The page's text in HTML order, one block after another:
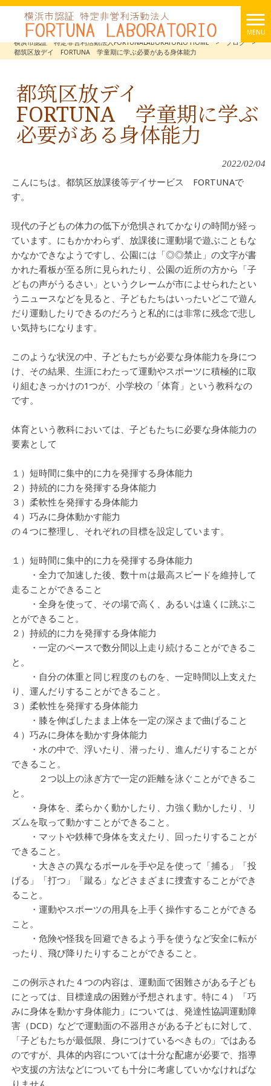
MENU
横浜市認証 特定非営利活動法人FORTUNALABORATORIO HOME
> ブログ
>
都筑区放デイ FORTUNA 学童期に学ぶ必要がある身体能力
都筑区放デイ
FORTUNA 学童期に学ぶ
必要がある身体能力
2022/02/04
こんにちは。都筑区放課後等デイサービス FORTUNAで
す。
現代の子どもの体力の低下が危惧されてかなりの時間が経っ
ています。にもかかわらず、放課後に運動場で遊ぶこともな
かなかできなようですし、公園には「◎◎禁止」の文字が書
かれた看板が至る所に見られたり、公園の近所の方から「子
どもの声がうるさい」というクレームが市によせられたとい
うニュースなどを見ると、子どもたちはいったいどこで遊ん
だり運動したりできるのだろうと私的には非常に残念で悲し
い気持ちになります。
このような状況の中、子どもたちが必要な身体能力を身につ
け、その結果、生涯にわたって運動やスポーツに積極的に取
り組むきっかけの1つが、小学校の「体育」という教科なの
です。
体育という教科においては、子どもたちに必要な身体能力の
要素として
１）短時間に集中的に力を発揮する身体能力
２）持続的に力を発揮する身体能力
３）柔軟性を発揮する身体能力
４）巧みに身体動かす能力
の４つに整理し、それぞれの目標を設定しています。
１）短時間に集中的に力を発揮する身体能力
・全力で加速した後、数十ｍは最高スピードを維持して
走ることができること
・全身を使って、その場で高く、あるいは遠くに跳ぶこ
とができること。
２）持続的に力を発揮する身体能力
・一定のペースで数分間以上走り続けることができるこ
と。
・自分の体重と同じ程度のものを、一定時間以上支えた
り、運んだりすることができること。
３）柔軟性を発揮する身体能力
・膝を伸ばしたまま上体を一定の深さまで曲げること
４）巧みに身体を動かす身体能力
・水の中で、浮いたり、潜ったり、進んだりすることが
できること。
２つ以上の泳ぎ方で一定の距離を泳ぐことができるこ
と。
・身体を、柔らかく動かしたり、力強く動かしたり、リ
ズムを取って動かすことができること。
・マットや鉄棒で身体を支えたり、回ったりすることが
できること。
・大きさの異なるボールを手や足を使って「捕る」「投
げる」「打つ」「蹴る」などさまざまに捜査することができ
ること。
・運動やスポーツの用具を上手く操作することができる
こと。
・危険や怪我を回避できるよう手を使うなど安全に転が
ったり、飛び降りたりすることができること。
この例示された４つの内容は、運動面で困難さがある子ども
にとっては、目標達成の困難が予想されます。特に４）「巧
みに身体を動かす身体能力」については、発達性協調運動障
害（DCD）などで運動面の不器用さがある子どもに対して、
「子どもたちが最低限、身につけているべきもの」ではある
のですが、具体的内容については十分な配慮が必要で、指導
や支援の方法などについても十分に考慮していかなければな